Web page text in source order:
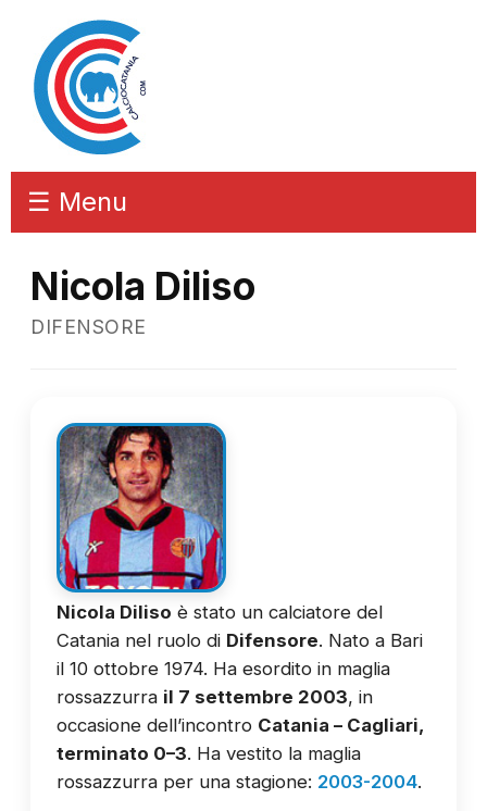
☰ Menu
Nicola Diliso
DIFENSORE
Nicola Diliso è stato un calciatore del
Catania nel ruolo di Difensore. Nato a Bari
il 10 ottobre 1974. Ha esordito in maglia
rossazzurra il 7 settembre 2003, in
occasione dell’incontro Catania – Cagliari,
terminato 0–3. Ha vestito la maglia
rossazzurra per una stagione: 2003-2004.